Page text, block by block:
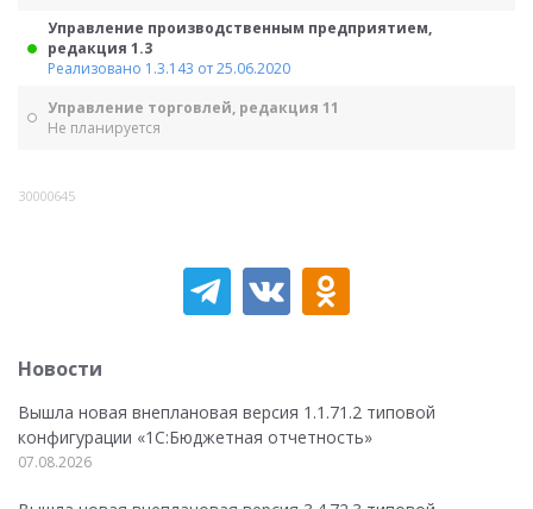
Управление производственным предприятием,
редакция 1.3
Реализовано 1.3.143 от 25.06.2020
Управление торговлей, редакция 11
Не планируется
30000645
Новости
Вышла новая внеплановая версия 1.1.71.2 типовой
конфигурации «1C:Бюджетная отчетность»
07.08.2026